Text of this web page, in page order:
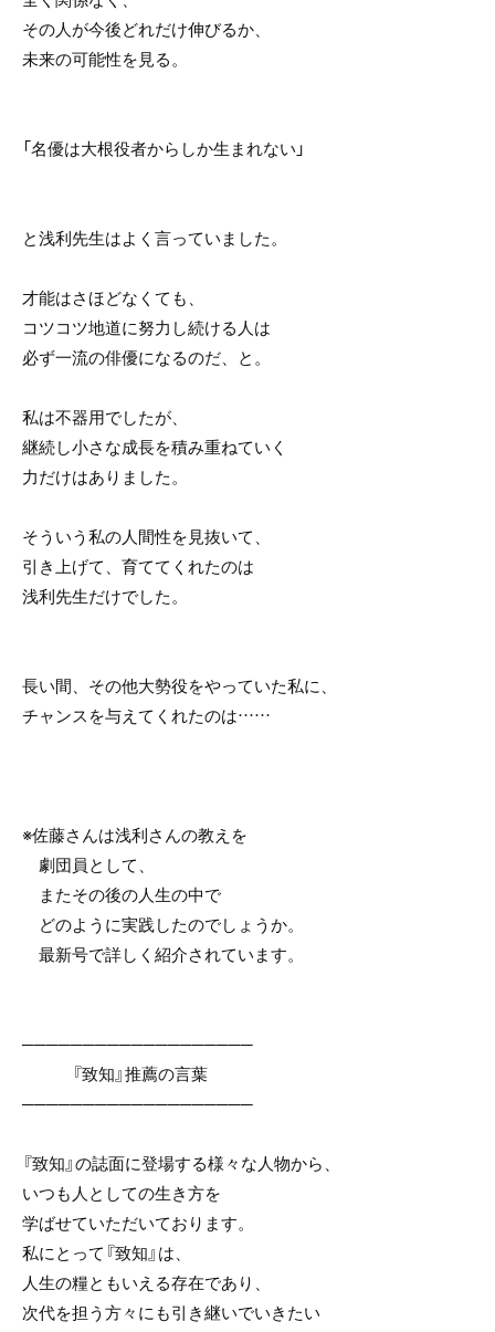
その人が今後どれだけ伸びるか、
未来の可能性を見る。
「名優は大根役者からしか生まれない」
と浅利先生はよく言っていました。
才能はさほどなくても、
コツコツ地道に努力し続ける人は
必ず一流の俳優になるのだ、と。
私は不器用でしたが、
継続し小さな成長を積み重ねていく
力だけはありました。
そういう私の人間性を見抜いて、
引き上げて、育ててくれたのは
浅利先生だけでした。
長い間、その他大勢役をやっていた私に、
チャンスを与えてくれたのは……
※佐藤さんは浅利さんの教えを
劇団員として、
またその後の人生の中で
どのように実践したのでしょうか。
最新号で詳しく紹介されています。
───────────────────
『致知』推薦の言葉
───────────────────
『致知』の誌面に登場する様々な人物から、
いつも人としての生き方を
学ばせていただいております。
私にとって『致知』は、
人生の糧ともいえる存在であり、
次代を担う方々にも引き継いでいきたい